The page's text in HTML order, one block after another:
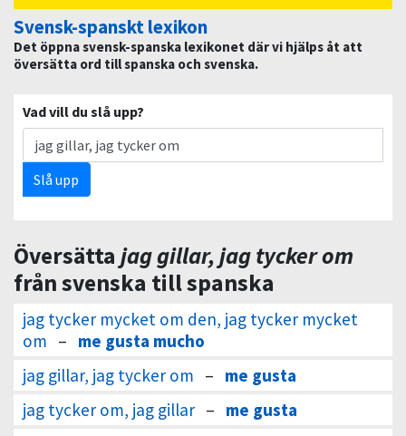
Svensk-spanskt lexikon
Det öppna svensk-spanska lexikonet där vi hjälps åt att
översätta ord till spanska och svenska.
Vad vill du slå upp?
Slå upp
Översätta jag gillar, jag tycker om
från svenska till spanska
jag tycker mycket om den, jag tycker mycket
om – me gusta mucho
jag gillar, jag tycker om – me gusta
jag tycker om, jag gillar – me gusta